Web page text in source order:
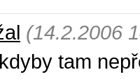
(14.2.2006
tam